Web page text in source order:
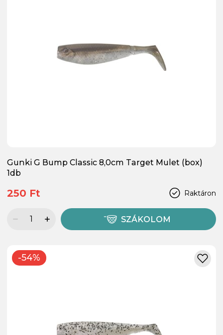
Gunki G Bump Classic 8,0cm Target Mulet (box)
1db
Raktáron
250 Ft
SZÁKOLOM
-54%